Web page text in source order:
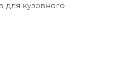
для кузовного